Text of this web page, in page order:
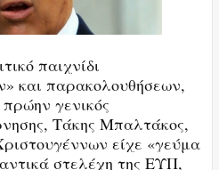
παιχνίδι
και παρακολουθήσεων,
γενικός
Τάκης Μπαλτάκος,
είχε «γεύμα
στελέχη της ΕΥΠ,